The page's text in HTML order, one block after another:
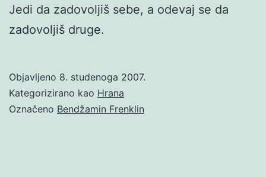
Jedi da zadovoljiš sebe, a odevaj se da
zadovoljiš druge.
Objavljeno 8. studenoga 2007.
Kategorizirano kao Hrana
Označeno Bendžamin Frenklin